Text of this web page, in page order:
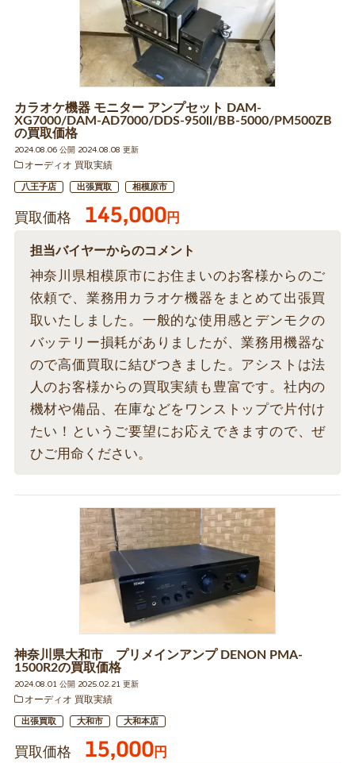
カラオケ機器 モニター アンプセット DAM-
XG7000/DAM-AD7000/DDS-950ll/BB-5000/PM500ZB
の買取価格
2024.08.06 公開 2024.08.08 更新
オーディオ 買取実績
八王子店 出張買取 相模原市
買取価格 145,000円
担当バイヤーからのコメント
神奈川県相模原市にお住まいのお客様からのご
依頼で、業務用カラオケ機器をまとめて出張買
取いたしました。一般的な使用感とデンモクの
バッテリー損耗がありましたが、業務用機器な
ので高価買取に結びつきました。アシストは法
人のお客様からの買取実績も豊富です。社内の
機材や備品、在庫などをワンストップで片付け
たい！というご要望にお応えできますので、ぜ
ひご用命ください。
神奈川県大和市 プリメインアンプ DENON PMA-
1500R2の買取価格
2024.08.01 公開 2025.02.21 更新
オーディオ 買取実績
出張買取 大和市 大和本店
買取価格 15,000円